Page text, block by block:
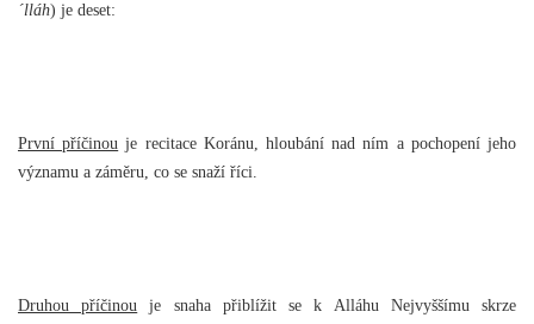
´lláh) je deset:
První příčinou je recitace Koránu, hloubání nad ním a pochopení jeho
významu a záměru, co se snaží říci.
Druhou příčinou je snaha přiblížit se k Alláhu Nejvyššímu skrze